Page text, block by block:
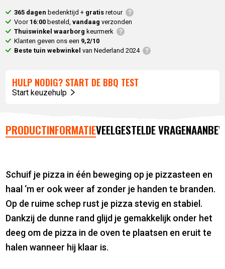
365 dagen bedenktijd + gratisretour
Voor 16:00 besteld,vandaag verzonden
Thuiswinkel waarborg keurmerk
Klanten geven ons een 9,2/10
Beste tuin webwinkel van Nederland 2024
HULP NODIG? START DE BBQ TEST
Start keuzehulp
PRODUCTINFORMATIEVEELGESTELDE VRAGEN
Schuif je pizza in één beweging op je pizzasteen en
haal ‘m er ook weer af zonder je handen te branden.
Op de ruime schep rust je pizza stevig en stabiel.
Dankzij de dunne rand glijd je gemakkelijk onder het
deeg om de pizza in de oven te plaatsen en eruit te
halen wanneer hij klaar is.